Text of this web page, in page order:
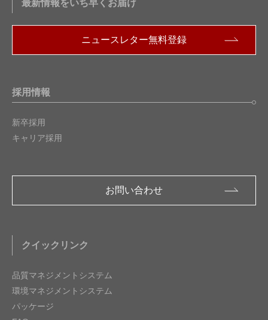
最新情報をいち早くお届け
ニュースレター無料登録
採用情報
新卒採用
キャリア採用
お問い合わせ
クイックリンク
品質マネジメントシステム
環境マネジメントシステム
パッケージ